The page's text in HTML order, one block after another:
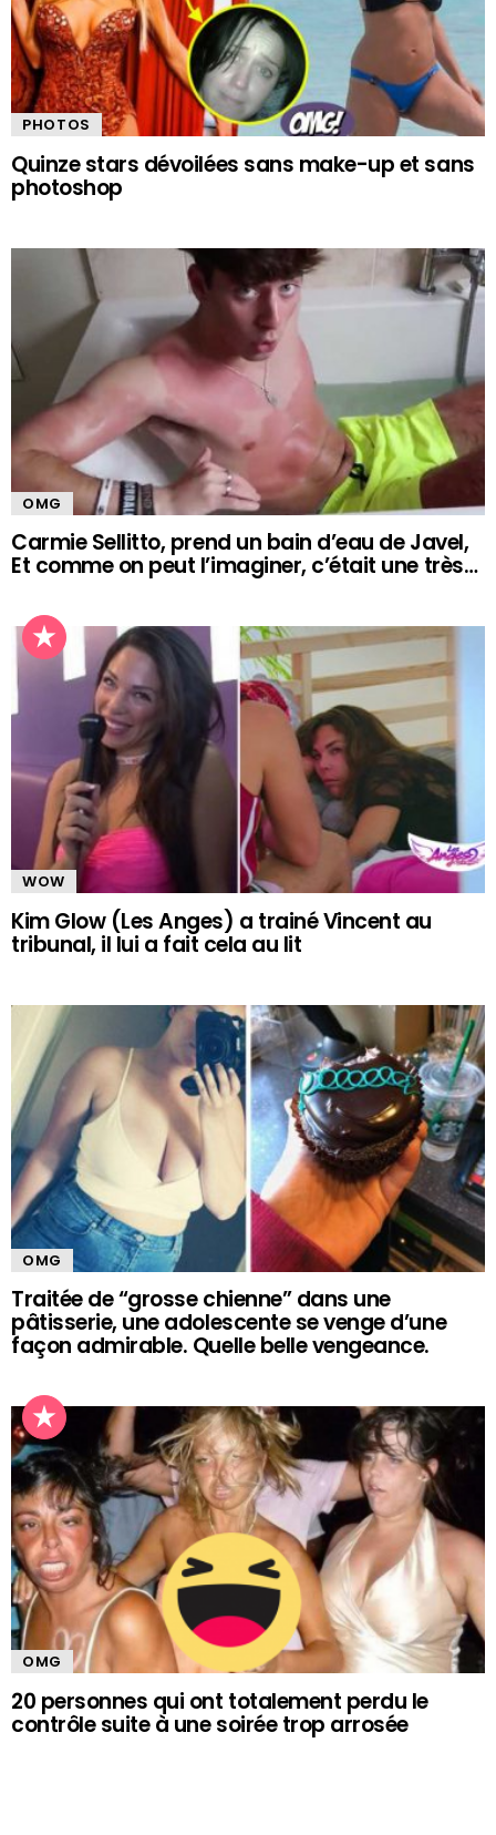
PHOTOS
Quinze stars dévoilées sans make-up et sans
photoshop
OMG
Carmie Sellitto, prend un bain d’eau de Javel,
Et comme on peut l’imaginer, c’était une très…
WOW
Kim Glow (Les Anges) a trainé Vincent au
tribunal, il lui a fait cela au lit
OMG
Traitée de “grosse chienne” dans une
pâtisserie, une adolescente se venge d’une
façon admirable. Quelle belle vengeance.
OMG
20 personnes qui ont totalement perdu le
contrôle suite à une soirée trop arrosée